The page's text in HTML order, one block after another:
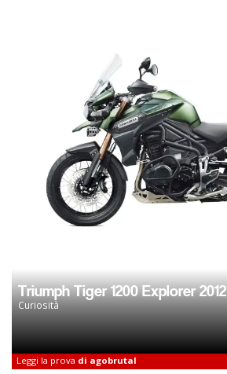
Triumph Tiger 1200 Explorer 2012
Curiosità
Leggi la prova di agobrutal